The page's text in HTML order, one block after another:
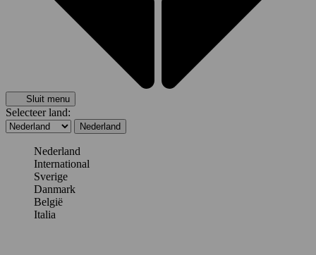
Sluit menu
Selecteer land:
Nederland
Nederland
International
Sverige
Danmark
België
Italia